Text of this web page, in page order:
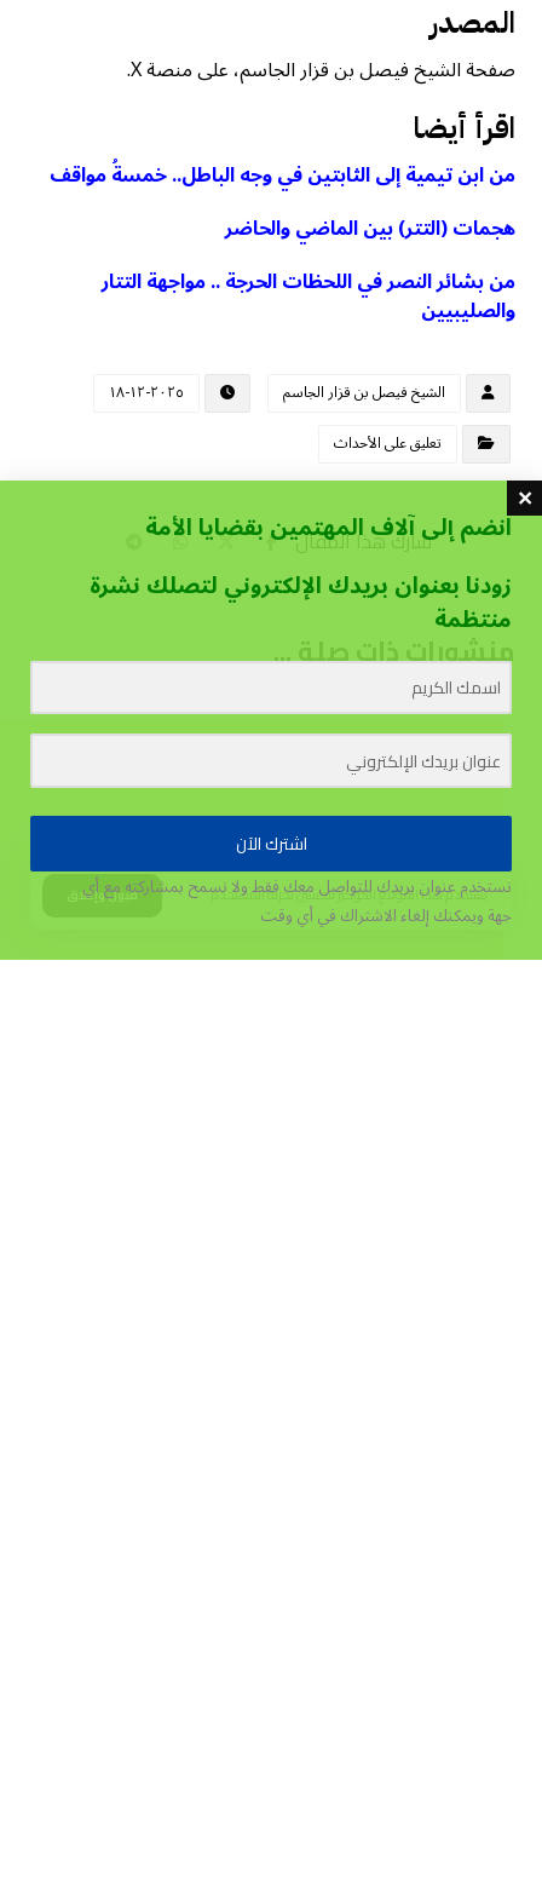
المصدر
صفحة الشيخ فيصل بن قزار الجاسم، على منصة X.
اقرأ أيضا
من ابن تيمية إلى الثابتين في وجه الباطل.. خمسةُ مواقف
هجمات (التتر) بين الماضي والحاضر
من بشائر النصر في اللحظات الحرجة .. مواجهة التتار
والصليبيين
الشيخ فيصل بن قزار الجاسم
٢٠٢٥-١٢-١٨
تعليق على الأحداث
منشورات ذات صلة ...
يستخدم هذا الموقع الكوكيز لتحسين تجربة المستخدم. قبول وإغلاق
انضم إلى آلاف المهتمين بقضايا الأمة
زودنا بعنوان بريدك الإلكتروني لتصلك نشرة
منتظمة
اشترك الآن
نستخدم عنوان بريدك للتواصل معك فقط ولا نسمح بمشاركته مع أي
جهةويمكنك إلغاء الاشتراك في أي وقت